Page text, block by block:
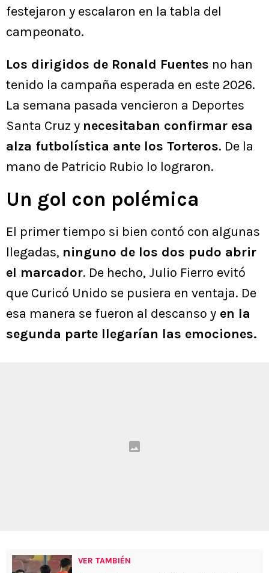
festejaron y escalaron en la tabla del
campeonato.
Los dirigidos de Ronald Fuentes no han
tenido la campaña esperada en este 2026.
La semana pasada vencieron a Deportes
Santa Cruz y necesitaban confirmar esa
alza futbolística ante los Torteros. De la
mano de Patricio Rubio lo lograron.
Un gol con polémica
El primer tiempo si bien contó con algunas
llegadas, ninguno de los dos pudo abrir
el marcador. De hecho, Julio Fierro evitó
que Curicó Unido se pusiera en ventaja. De
esa manera se fueron al descanso y en la
segunda parte llegarían las emociones.
VER TAMBIÉN